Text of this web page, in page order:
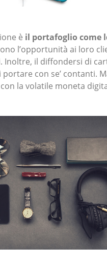
è il portafoglio come
l’opportunità ai loro
il diffondersi di
con se’ contanti.
la volatile moneta